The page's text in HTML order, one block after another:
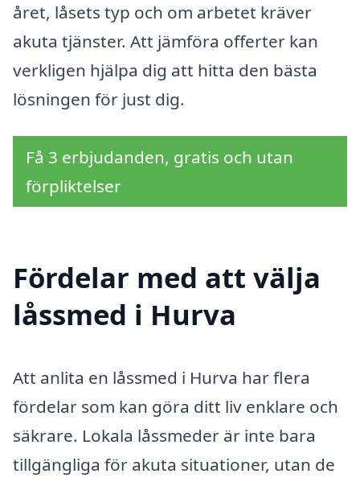
året, låsets typ och om arbetet kräver
akuta tjänster. Att jämföra offerter kan
verkligen hjälpa dig att hitta den bästa
lösningen för just dig.
Få 3 erbjudanden, gratis och utan
förpliktelser
Fördelar med att välja
låssmed i Hurva
Att anlita en låssmed i Hurva har flera
fördelar som kan göra ditt liv enklare och
säkrare. Lokala låssmeder är inte bara
tillgängliga för akuta situationer, utan de